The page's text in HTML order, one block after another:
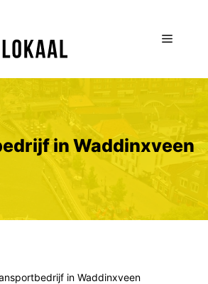
Menu
in Waddinxveen
in Waddinxveen